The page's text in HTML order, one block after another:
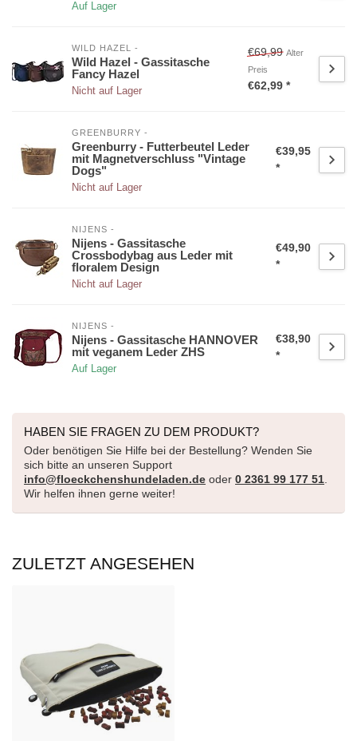
Auf Lager
WILD HAZEL -
Wild Hazel - Gassitasche
Fancy Hazel
Nicht auf Lager
€69,99 Alter
Preis
€62,99 *
GREENBURRY -
Greenburry - Futterbeutel Leder
mit Magnetverschluss "Vintage
Dogs"
Nicht auf Lager
€39,95
*
NIJENS -
Nijens - Gassitasche
Crossbodybag aus Leder mit
floralem Design
Nicht auf Lager
€49,90
*
NIJENS -
Nijens - Gassitasche HANNOVER
mit veganem Leder ZHS
Auf Lager
€38,90
*
HABEN SIE FRAGEN ZU DEM PRODUKT?
Oder benötigen Sie Hilfe bei der Bestellung? Wenden Sie
sich bitte an unseren Support
info@floeckchenshundeladen.de oder 0 2361 99 177 51.
Wir helfen ihnen gerne weiter!
ZULETZT ANGESEHEN